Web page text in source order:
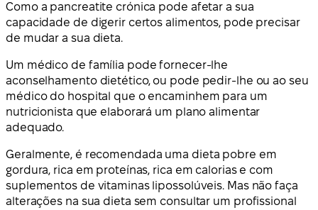
Como a pancreatite crónica pode afetar a sua
capacidade de digerir certos alimentos, pode precisar
de mudar a sua dieta.
Um médico de família pode fornecer-lhe
aconselhamento dietético, ou pode pedir-lhe ou ao seu
médico do hospital que o encaminhem para um
nutricionista que elaborará um plano alimentar
adequado.
Geralmente, é recomendada uma dieta pobre em
gordura, rica em proteínas, rica em calorias e com
suplementos de vitaminas lipossolúveis. Mas não faça
alterações na sua dieta sem consultar um profissional